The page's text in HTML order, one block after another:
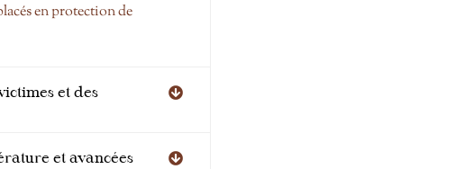
en protection de
et des
et avancées